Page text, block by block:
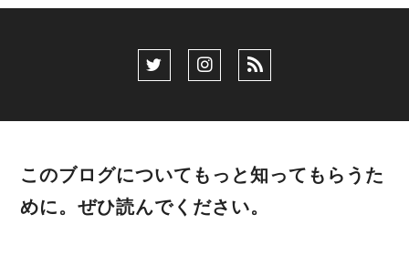
このブログについてもっと知ってもらうた
めに。ぜひ読んでください。